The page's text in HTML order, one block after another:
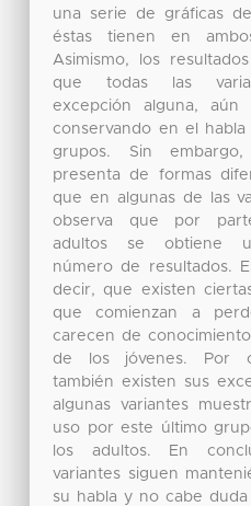
una serie de gráficas
éstas tienen en
Asimismo, los
que todas las
excepción alguna, aún
conservando en el habla
grupos. Sin
presenta de formas
que en algunas de las
observa que por
adultos se obtiene
número de resultados.
decir, que existen
que comienzan a
carecen de
de los jóvenes. Por
también existen sus
algunas variantes
uso por este último
los adultos. En
variantes siguen
su habla y no cabe duda